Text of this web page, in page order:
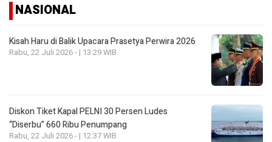
NASIONAL
Kisah Haru di Balik Upacara Prasetya Perwira 2026
Rabu, 22 Juli 2026 - | 13:29 WIB
Diskon Tiket Kapal PELNI 30 Persen Ludes
“Diserbu” 660 Ribu Penumpang
Rabu, 22 Juli 2026 - | 12:37 WIB